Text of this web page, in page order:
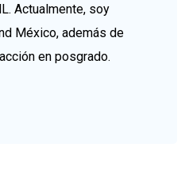
Actualmente, soy
México, además de
en posgrado.